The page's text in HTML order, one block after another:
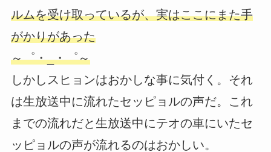
ルムを受け取っているが、実はここにまた手
がかりがあった
～゜・_・゜～
しかしスヒョンはおかしな事に気付く。それ
は生放送中に流れたセッピョルの声だ。これ
までの流れだと生放送中にテオの車にいたセ
ッピョルの声が流れるのはおかしい。